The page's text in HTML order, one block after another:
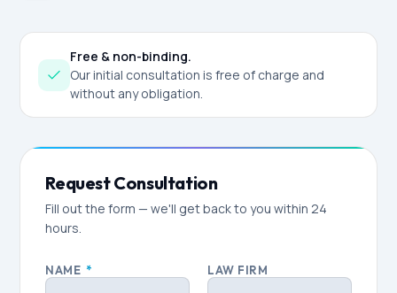
Free & non-binding.
Our initial consultation is free of charge and
without any obligation.
Request Consultation
Fill out the form — we'll get back to you within 24
hours.
NAME * LAW FIRM